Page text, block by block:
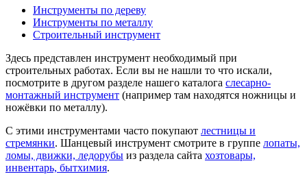
Инструменты по дереву
Инструменты по металлу
Строительный инструмент
Здесь представлен инструмент необходимый при
строительных работах. Если вы не нашли то что искали,
посмотрите в другом разделе нашего каталога слесарно-
монтажный инструмент (например там находятся ножницы и
ножёвки по металлу).
С этими инструментами часто покупают лестницы и
стремянки. Шанцевый инструмент смотрите в группе лопаты,
ломы, движки, ледорубы из раздела сайта хозтовары,
инвентарь, бытхимия.